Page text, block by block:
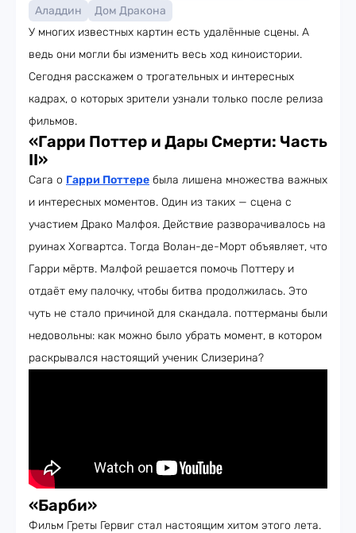
Аладдин
Дом Дракона
У многих известных картин есть удалённые сцены. А
ведь они могли бы изменить весь ход киноистории.
Сегодня расскажем о трогательных и интересных
кадрах, о которых зрители узнали только после релиза
фильмов.
«Гарри Поттер и Дары Смерти: Часть
II»
Сага о Гарри Поттере была лишена множества важных
и интересных моментов. Один из таких — сцена с
участием Драко Малфоя. Действие разворачивалось на
руинах Хогвартса. Тогда Волан-де-Морт объявляет, что
Гарри мёртв. Малфой решается помочь Поттеру и
отдаёт ему палочку, чтобы битва продолжилась. Это
чуть не стало причиной для скандала. поттерманы были
недовольны: как можно было убрать момент, в котором
раскрывался настоящий ученик Слизерина?
«Барби»
Фильм Греты Гервиг стал настоящим хитом этого лета.